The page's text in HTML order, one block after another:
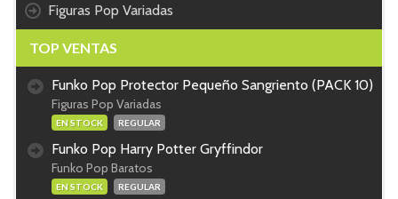
Figuras Pop Variadas
TOP VENTAS
Funko Pop Protector Pequeño Sangriento (PACK 10)
Figuras Pop Variadas
EN STOCK REGULAR
Funko Pop Harry Potter Gryffindor
Funko Pop Baratos
EN STOCK REGULAR